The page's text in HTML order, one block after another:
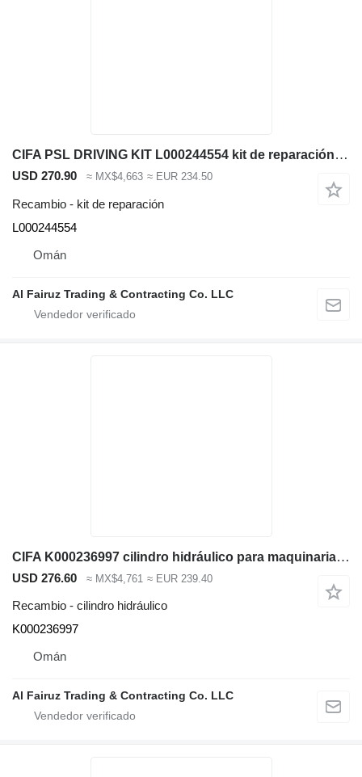
CIFA PSL DRIVING KIT L000244554 kit de reparación para maquinaria de construcción
USD 270.90 ≈ MX$4,663 ≈ EUR 234.50
Recambio - kit de reparación
L000244554
Omán
Al Fairuz Trading & Contracting Co. LLC
CIFA K000236997 cilindro hidráulico para maquinaria de construcción
USD 276.60 ≈ MX$4,761 ≈ EUR 239.40
Recambio - cilindro hidráulico
K000236997
Omán
Al Fairuz Trading & Contracting Co. LLC